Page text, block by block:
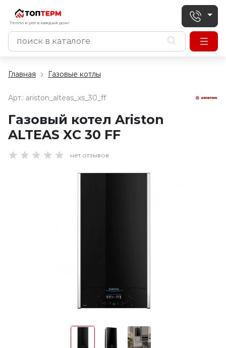
Тепло и уют в каждый дом!
Главная Газовые котлы
Арт.: ariston_alteas_xs_30_ff
Газовый котел Ariston
ALTEAS XС 30 FF
нет отзывов